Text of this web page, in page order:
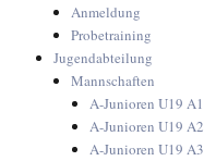
Anmeldung
Probetraining
Jugendabteilung
Mannschaften
A-Junioren U19 A1
A-Junioren U19 A2
A-Junioren U19 A3